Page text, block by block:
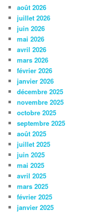
août 2026
juillet 2026
juin 2026
mai 2026
avril 2026
mars 2026
février 2026
janvier 2026
décembre 2025
novembre 2025
octobre 2025
septembre 2025
août 2025
juillet 2025
juin 2025
mai 2025
avril 2025
mars 2025
février 2025
janvier 2025